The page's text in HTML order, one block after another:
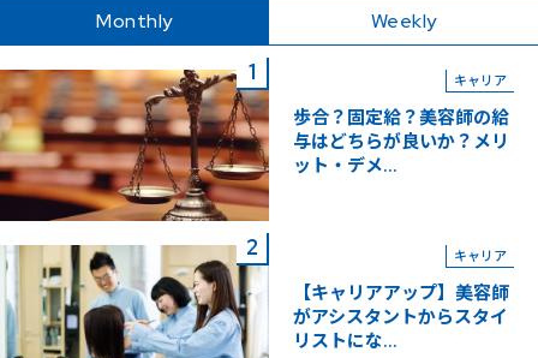
Monthly Weekly
キャリア
歩合？固定給？美容師の給
与はどちらが良いか？メリ
ット・デメ...
キャリア
【キャリアアップ】美容師
がアシスタントからスタイ
リストにな...